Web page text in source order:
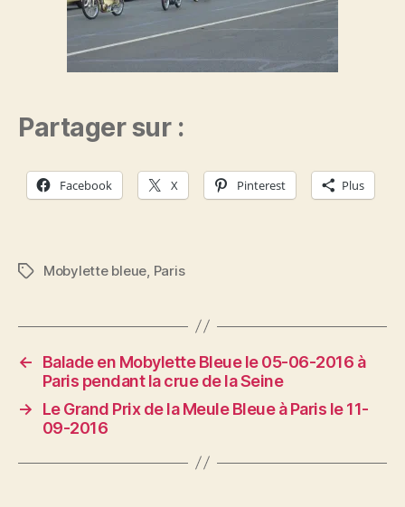
Partager sur :
Facebook X Pinterest Plus
Étiquettes
Mobylette bleue, Paris
←
Balade en Mobylette Bleue le 05-06-2016 à
Paris pendant la crue de la Seine
→
Le Grand Prix de la Meule Bleue à Paris le 11-
09-2016